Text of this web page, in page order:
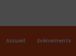
Accueil Evénements